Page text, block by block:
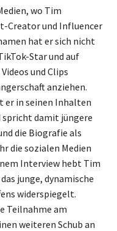
wo Tim
Creator und Influencer
hat er sich nicht
Star und auf
und Clips
anziehen.
er in seinen Inhalten
spricht damit jüngere
die Biografie als
die sozialen Medien
Interview hebt Tim
junge, dynamische
widerspiegelt.
Teilnahme am
weiteren Schub an